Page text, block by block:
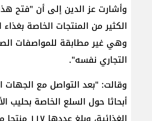
وأشارت عز الدين إلى أن "فتح
الكثير من المنتجات الخاصة
وهي غير مطابقة للمواصفات
التجاري نفسه".
أبحاثا حول السلع الخاصة بحليب